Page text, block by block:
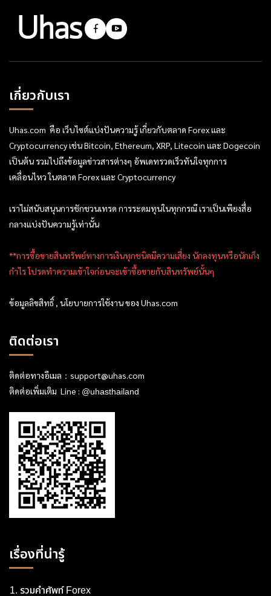
เกี่ยวกับเรา
Uhas.com คือ เว็บไซต์แบ่งปันความรู้ เกี่ยวกับตลาด Forex และ
Cryptocurrency เช่น Bitcoin, Ethereum, XRP, Litecoin และ Dogecoin
เป็นต้น รวมไปถึงข้อมูลข่าวสารต่างๆ อัพเดทรวดเร็วทันใจทุกการ
เคลื่อนไหว ในตลาด Forex และ Cryptocurrency
เราไม่สนับสนุนการชักชวนเทรด การระดมทุนในทุกกรณี เราเป็นเพียงสื่อ
กลางแบ่งปันความรู้เท่านั้น
**การซื้อขายสินทรัพย์ทางการเงินทุกชนิดมีความเสี่ยง นักลงทุนหรือนักเก็ง
กำไร โปรดทำความเข้าใจก่อนจะเข้าซื้อขายกับสินทรัพย์นั้นๆ
ข้อมูลลิขสิทธิ์ , นโยบายการใช้งาน ของ Uhas.com
ติดต่อเรา
ติดต่อทางอีเมล： support@uhas.com
ติดต่อเพิ่มเติม Line : @uhasthailand
เรื่องที่น่ารู้
รวมคำศัพท์ Forex